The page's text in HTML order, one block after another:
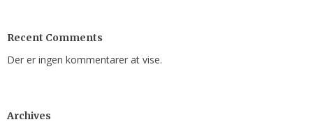
Recent Comments
Der er ingen kommentarer at vise.
Archives